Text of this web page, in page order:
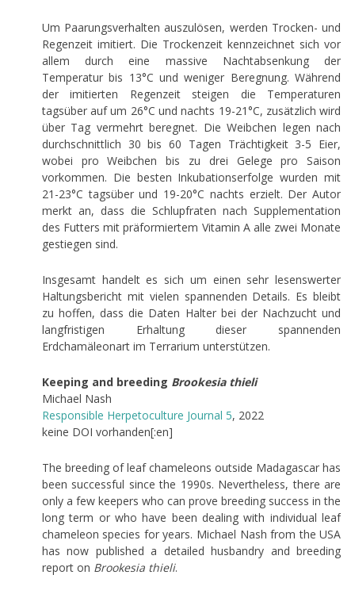
Um Paarungsverhalten auszulösen, werden Trocken- und
Regenzeit imitiert. Die Trockenzeit kennzeichnet sich vor
allem durch eine massive Nachtabsenkung der
Temperatur bis 13°C und weniger Beregnung. Während
der imitierten Regenzeit steigen die Temperaturen
tagsüber auf um 26°C und nachts 19-21°C, zusätzlich wird
über Tag vermehrt beregnet. Die Weibchen legen nach
durchschnittlich 30 bis 60 Tagen Trächtigkeit 3-5 Eier,
wobei pro Weibchen bis zu drei Gelege pro Saison
vorkommen. Die besten Inkubationserfolge wurden mit
21-23°C tagsüber und 19-20°C nachts erzielt. Der Autor
merkt an, dass die Schlupfraten nach Supplementation
des Futters mit präformiertem Vitamin A alle zwei Monate
gestiegen sind.
Insgesamt handelt es sich um einen sehr lesenswerter
Haltungsbericht mit vielen spannenden Details. Es bleibt
zu hoffen, dass die Daten Halter bei der Nachzucht und
langfristigen Erhaltung dieser spannenden
Erdchamäleonart im Terrarium unterstützen.
Keeping and breeding Brookesia thieli
Michael Nash
Responsible Herpetoculture Journal 5, 2022
keine DOI vorhanden[:en]
The breeding of leaf chameleons outside Madagascar has
been successful since the 1990s. Nevertheless, there are
only a few keepers who can prove breeding success in the
long term or who have been dealing with individual leaf
chameleon species for years. Michael Nash from the USA
has now published a detailed husbandry and breeding
report on Brookesia thieli.